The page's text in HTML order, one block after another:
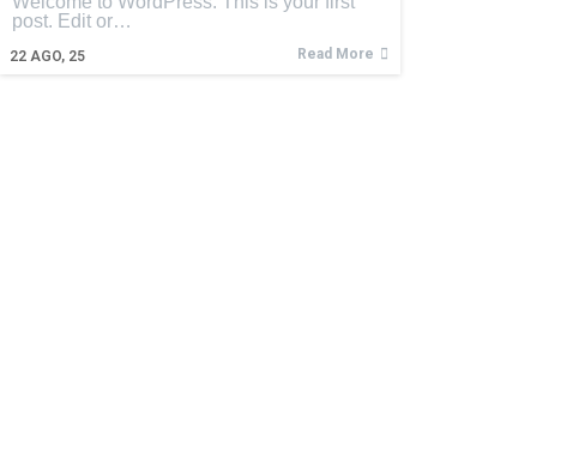
22 AGO, 25
post. Edit or…
Read More